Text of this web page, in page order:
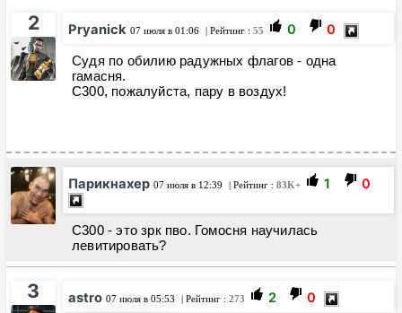
2 Pryanick 07 июля в 01:06 | Рейтинг : 55 0 0
Судя по обилию радужных флагов - одна
гамасня.
С300, пожалуйста, пару в воздух!
Парикнахер 07 июля в 12:39 | Рейтинг : 83K+ 1 0
С300 - это зрк пво. Гомосня научилась
левитировать?
3 astro 07 июля в 05:53 | Рейтинг : 273 2 0